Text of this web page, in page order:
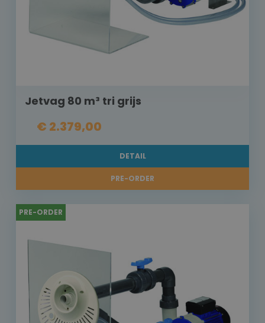
Jetvag 80 m³ tri grijs
€ 2.379,00
DETAIL
PRE-ORDER
PRE-ORDER